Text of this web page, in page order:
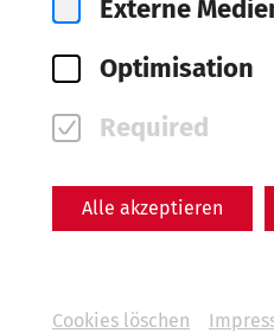
Externe
Optimisation
Required
Alle akzeptieren
Cookies löschen